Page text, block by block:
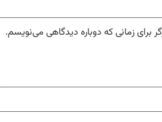
برای زمانی که دوباره دیدگاهی می‌نویسم.